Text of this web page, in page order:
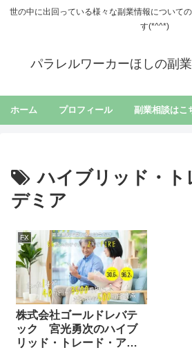
世の中に出回っている様々な副業情報について
す(*^^*)
パラレルワーカーほしの副
ホーム プロフィール 副業相談はこ
ハイブリッド・ト
デミア
FX
株式会社ゴールドレバテ
ック 宮光勇次のハイブ
リッド・トレード・アカ